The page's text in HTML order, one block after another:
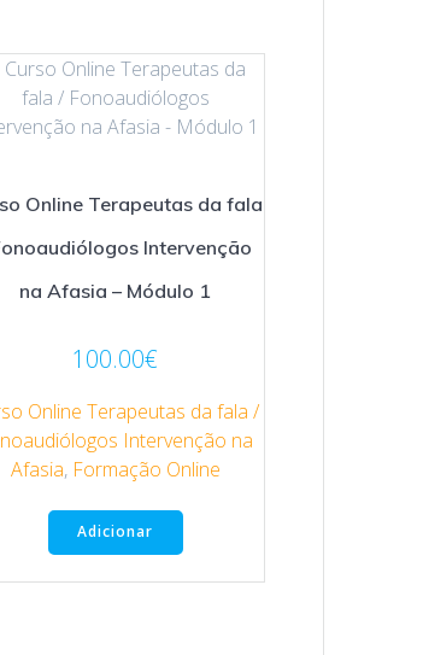
Online Terapeutas da fala
Intervenção
na Afasia – Módulo 1
100.00€
Online Terapeutas da fala /
Intervenção na
Afasia, Formação Online
Adicionar